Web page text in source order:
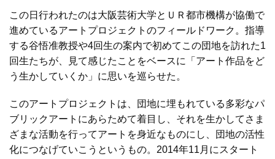
この日行われたのは大阪芸術大学とＵＲ都市機構が協働で
進めているアートプロジェクトのフィールドワーク。指導
する谷悟准教授や4回生の案内で初めてこの団地を訪れた1
回生たちが、見て感じたことをベースに「アート作品をど
う生かしていくか」に思いを巡らせた。
このアートプロジェクトは、団地に埋もれている多彩なパ
ブリックアートにあらためて着目し、それを生かしてさま
ざまな活動を行ってアートを身近なものにし、団地の活性
化につなげていこうというもの。2014年11月にスタート